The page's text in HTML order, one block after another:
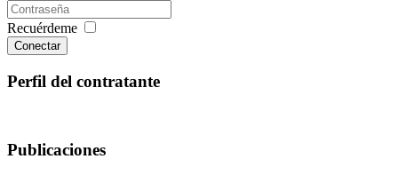
Recuérdeme
Conectar
Perfil del contratante
Publicaciones